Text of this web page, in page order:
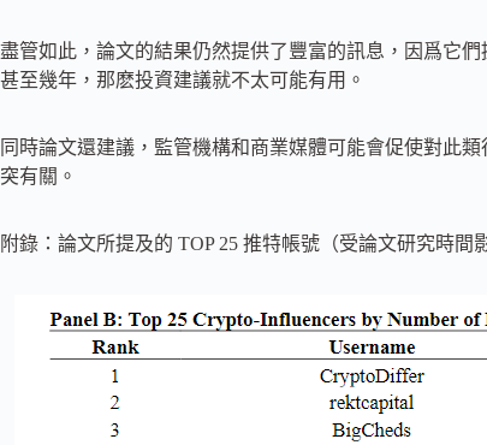
盡管如此，論文的結果仍然提供了豐富的訊息，因爲它
甚至幾年，那麽投資建議就不太可能有用。
同時論文還建議，監管機構和商業媒體可能會促使對此
突有關。
附錄：論文所提及的 TOP 25 推特帳號（受論文研究時間